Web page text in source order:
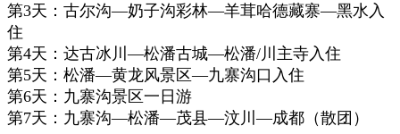
第3天：古尔沟—奶子沟彩林—羊茸哈德藏寨—黑水入
住
第4天：达古冰川—松潘古城—松潘/川主寺入住
第5天：松潘—黄龙风景区—九寨沟口入住
第6天：九寨沟景区一日游
第7天：九寨沟—松潘—茂县—汶川—成都（散团）